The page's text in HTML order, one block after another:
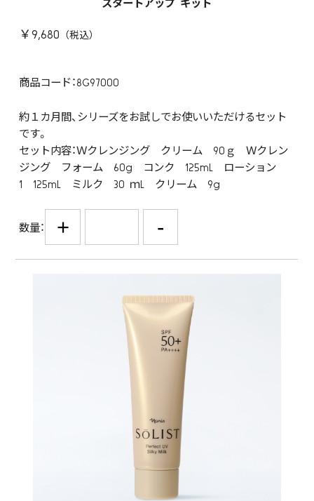
スタートアップ キット
￥9,680
商品コード：8G97000
約１カ月間、シリーズをお試しでお使いいただけるセット
です。
セット内容：Ｗクレンジング クリーム 90ｇ Ｗクレン
ジング フォーム 60g コンク 125mL ローション
1 125mL ミルク 30 ｍL クリーム 9g
数量： + -